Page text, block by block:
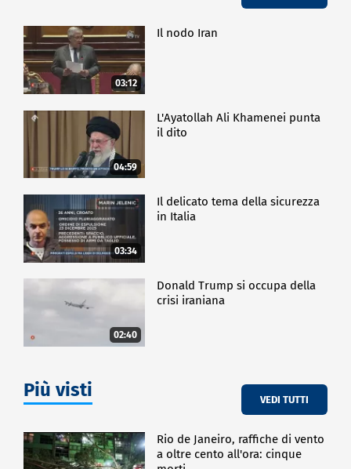
03:12
Il nodo Iran
04:59
L'Ayatollah Ali Khamenei punta
il dito
03:34
Il delicato tema della sicurezza
in Italia
02:40
Donald Trump si occupa della
crisi iraniana
Più visti VEDI TUTTI
Rio de Janeiro, raffiche di vento
a oltre cento all'ora: cinque